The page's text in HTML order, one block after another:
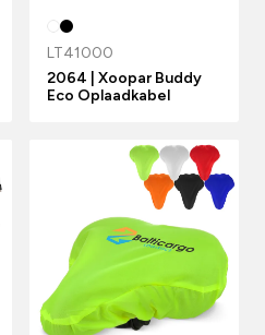
LT41000
2064 | Xoopar Buddy
Eco Oplaadkabel